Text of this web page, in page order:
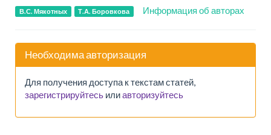
В.С. Мякотных Т.А. Боровкова Информация об авторах
Необходима авторизация
Для получения доступа к текстам статей,
зарегистрируйтесь илиавторизуйтесь